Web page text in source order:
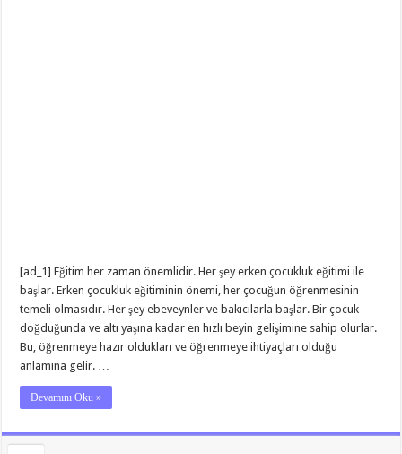
[ad_1] Eğitim her zaman önemlidir. Her şey erken çocukluk eğitimi ile
başlar. Erken çocukluk eğitiminin önemi, her çocuğun öğrenmesinin
temeli olmasıdır. Her şey ebeveynler ve bakıcılarla başlar. Bir çocuk
doğduğunda ve altı yaşına kadar en hızlı beyin gelişimine sahip olurlar.
Bu, öğrenmeye hazır oldukları ve öğrenmeye ihtiyaçları olduğu
anlamına gelir. …
Devamını Oku »